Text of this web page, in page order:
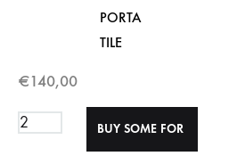
PORTA
TILE
€140,00